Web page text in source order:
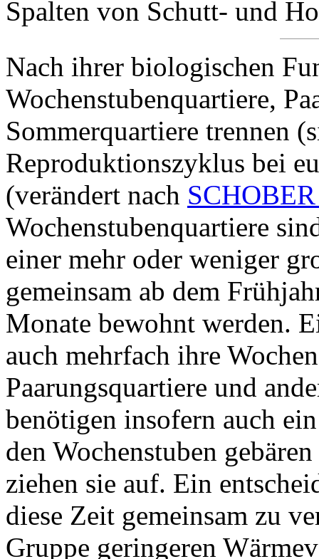
Spalten von Schutt- und
Nach ihrer biologischen
Wochenstubenquartiere,
Sommerquartiere trennen
Reproduktionszyklus bei
(verändert nach
Wochenstubenquartiere
einer mehr oder weniger
gemeinsam ab dem
Monate bewohnt werden.
auch mehrfach ihre
Paarungsquartiere und
benötigen insofern auch
den Wochenstuben
ziehen sie auf. Ein
diese Zeit gemeinsam zu
Gruppe geringeren